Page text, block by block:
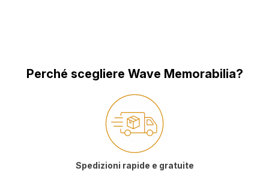
Perché scegliere Wave Memorabilia?
Spedizioni rapide e gratuite